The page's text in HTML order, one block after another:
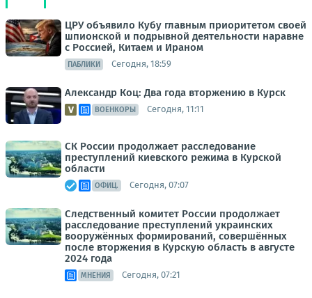
ЦРУ объявило Кубу главным приоритетом своей
шпионской и подрывной деятельности наравне
с Россией, Китаем и Ираном
ПАБЛИКИ Сегодня, 18:59
Александр Коц: Два года вторжению в Курск
ВОЕНКОРЫ Сегодня, 11:11
СК России продолжает расследование
преступлений киевского режима в Курской
области
ОФИЦ. Сегодня, 07:07
Следственный комитет России продолжает
расследование преступлений украинских
вооружённых формирований, совершённых
после вторжения в Курскую область в августе
2024 года
МНЕНИЯ Сегодня, 07:21